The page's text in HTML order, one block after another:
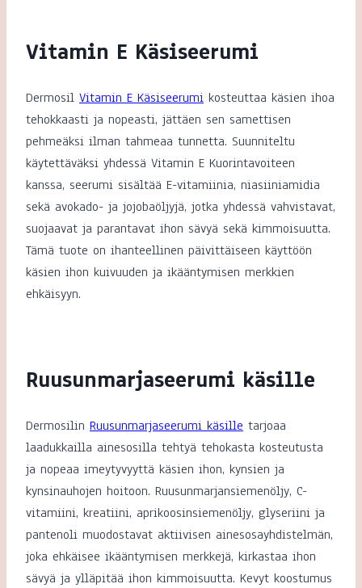
Vitamin E Käsiseerumi
Dermosil Vitamin E Käsiseerumi kosteuttaa käsien ihoa
tehokkaasti ja nopeasti, jättäen sen samettisen
pehmeäksi ilman tahmeaa tunnetta. Suunniteltu
käytettäväksi yhdessä Vitamin E Kuorintavoiteen
kanssa, seerumi sisältää E-vitamiinia, niasiiniamidia
sekä avokado- ja jojobaöljyjä, jotka yhdessä vahvistavat,
suojaavat ja parantavat ihon sävyä sekä kimmoisuutta.
Tämä tuote on ihanteellinen päivittäiseen käyttöön
käsien ihon kuivuuden ja ikääntymisen merkkien
ehkäisyyn.
Ruusunmarjaseerumi käsille
Dermosilin Ruusunmarjaseerumi käsille tarjoaa
laadukkailla ainesosilla tehtyä tehokasta kosteutusta
ja nopeaa imeytyvyyttä käsien ihon, kynsien ja
kynsinauhojen hoitoon. Ruusunmarjansiemenöljy, C-
vitamiini, kreatiini, aprikoosinsiemenöljy, glyseriini ja
pantenoli muodostavat aktiivisen ainesosayhdistelmän,
joka ehkäisee ikääntymisen merkkejä, kirkastaa ihon
sävyä ja ylläpitää ihon kimmoisuutta. Kevyt koostumus